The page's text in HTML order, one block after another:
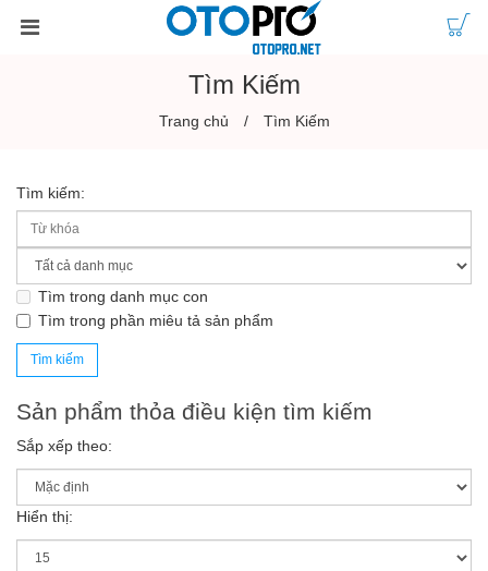
Tìm Kiếm
Trang chủ Tìm Kiếm
Tìm kiếm:
Tìm trong danh mục con
Tìm trong phần miêu tả sản phẩm
Sản phẩm thỏa điều kiện tìm kiếm
Sắp xếp theo:
Hiển thị: